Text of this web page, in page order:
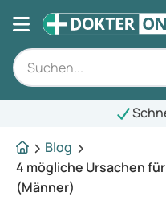
Schnelle
Blog
4 mögliche Ursachen
(Männer)